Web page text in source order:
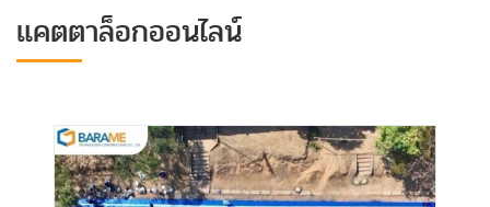
แคตตาล็อกออนไลน์